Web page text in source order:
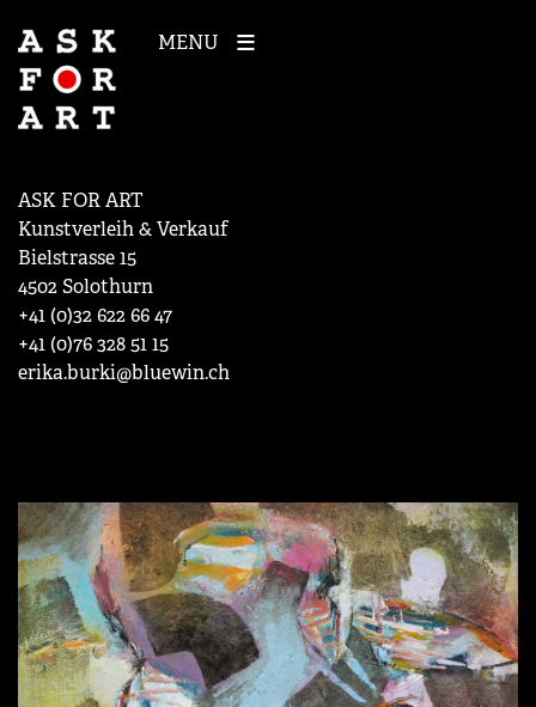
MENU
ASK FOR ART
Kunstverleih & Verkauf
Bielstrasse 15
4502 Solothurn
+41 (0)32 622 66 47
+41 (0)76 328 51 15
erika.burki@bluewin.ch